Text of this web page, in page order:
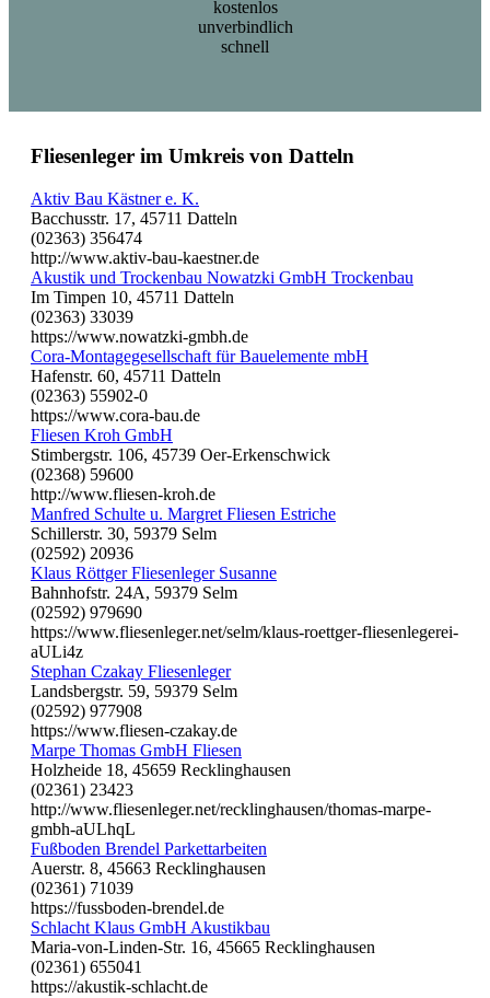
kostenlos
unverbindlich
schnell
Fliesenleger im Umkreis von Datteln
Aktiv Bau Kästner e. K.
Bacchusstr. 17, 45711 Datteln
(02363) 356474
http://www.aktiv-bau-kaestner.de
Akustik und Trockenbau Nowatzki GmbH Trockenbau
Im Timpen 10, 45711 Datteln
(02363) 33039
https://www.nowatzki-gmbh.de
Cora-Montagegesellschaft für Bauelemente mbH
Hafenstr. 60, 45711 Datteln
(02363) 55902-0
https://www.cora-bau.de
Fliesen Kroh GmbH
Stimbergstr. 106, 45739 Oer-Erkenschwick
(02368) 59600
http://www.fliesen-kroh.de
Manfred Schulte u. Margret Fliesen Estriche
Schillerstr. 30, 59379 Selm
(02592) 20936
Klaus Röttger Fliesenleger Susanne
Bahnhofstr. 24A, 59379 Selm
(02592) 979690
https://www.fliesenleger.net/selm/klaus-roettger-fliesenlegerei-
aULi4z
Stephan Czakay Fliesenleger
Landsbergstr. 59, 59379 Selm
(02592) 977908
https://www.fliesen-czakay.de
Marpe Thomas GmbH Fliesen
Holzheide 18, 45659 Recklinghausen
(02361) 23423
http://www.fliesenleger.net/recklinghausen/thomas-marpe-
gmbh-aULhqL
Fußboden Brendel Parkettarbeiten
Auerstr. 8, 45663 Recklinghausen
(02361) 71039
https://fussboden-brendel.de
Schlacht Klaus GmbH Akustikbau
Maria-von-Linden-Str. 16, 45665 Recklinghausen
(02361) 655041
https://akustik-schlacht.de